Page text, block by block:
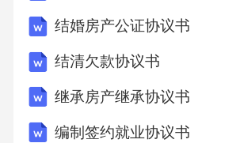
结婚房产公证协议书
结清欠款协议书
继承房产继承协议书
编制签约就业协议书